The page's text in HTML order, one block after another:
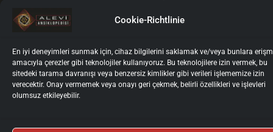
Cookie-Richtlinie
En iyi deneyimleri sunmak için, cihaz bilgilerini saklamak ve/veya bunlara
amacıyla çerezler gibi teknolojiler kullanıyoruz. Bu teknolojilere izin vermek, bu
sitedeki tarama davranışı veya benzersiz kimlikler gibi verileri işlememize izin
verecektir. Onay vermemek veya onayı geri çekmek, belirli özellikleri ve işlevleri
olumsuz etkileyebilir.
Kişisel Verilerin İşlenmesi ve Korunması
Cookie-Richtlinie
2025 © Alevi Ansiklopedisi
Tüm Haklarımız Saklıdır.